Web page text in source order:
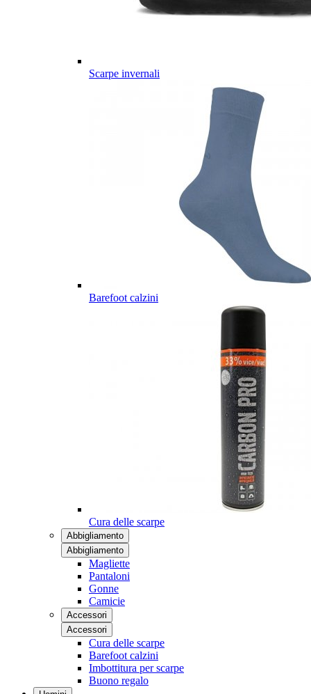
Scarpe invernali
Barefoot calzini
Cura delle scarpe
Abbigliamento
Abbigliamento
Magliette
Pantaloni
Gonne
Camicie
Accessori
Accessori
Cura delle scarpe
Barefoot calzini
Imbottitura per scarpe
Buono regalo